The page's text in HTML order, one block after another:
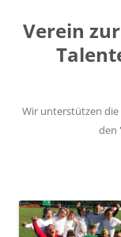
springen
Verein
Wir unterstützen
den